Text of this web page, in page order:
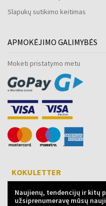
Slapukų sutikimo keitimas
APMOKĖJIMO GALIMYBĖS
Mokėti pristatymo metu
KOKULETTER
Naujienų, tendencijų ir kitų
užsiprenumeravę mūsų